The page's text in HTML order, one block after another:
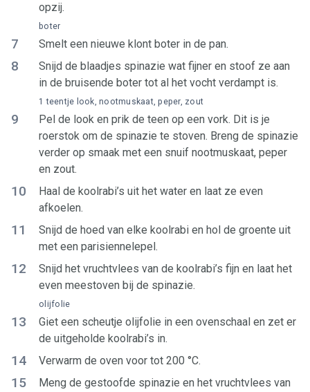
opzij.
7 Smelt een nieuwe klont boter in de pan.
boter
8
Snijd de blaadjes spinazie wat fijner en stoof ze aan
in de bruisende boter tot al het vocht verdampt is.
9
Pel de look en prik de teen op een vork. Dit is je
roerstok om de spinazie te stoven. Breng de spinazie
verder op smaak met een snuif nootmuskaat, peper
en zout.
1 teentje look, nootmuskaat, peper, zout
10
Haal de koolrabi’s uit het water en laat ze even
afkoelen.
11
Snijd de hoed van elke koolrabi en hol de groente uit
met een parisiennelepel.
12
Snijd het vruchtvlees van de koolrabi’s fijn en laat het
even meestoven bij de spinazie.
13
Giet een scheutje olijfolie in een ovenschaal en zet er
de uitgeholde koolrabi’s in.
olijfolie
14 Verwarm de oven voor tot 200 °C.
15
Meng de gestoofde spinazie en het vruchtvlees van